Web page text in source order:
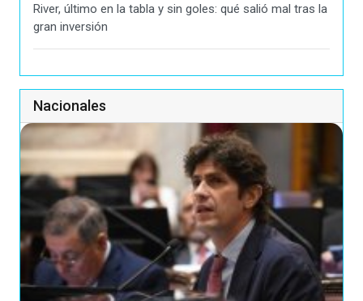
River, último en la tabla y sin goles: qué salió mal tras la
gran inversión
Nacionales